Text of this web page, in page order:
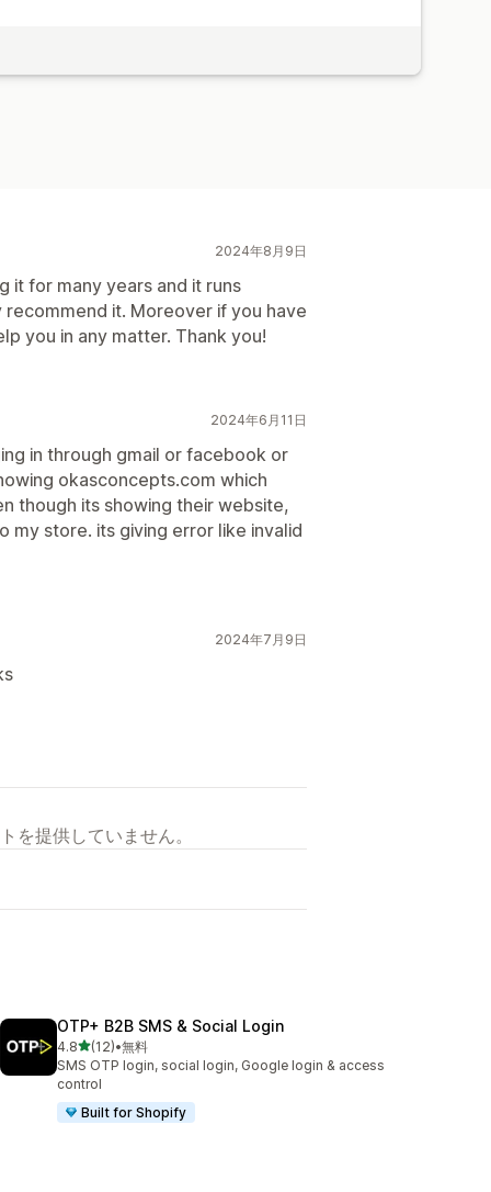
2024年8月9日
it for many years and it runs
it. Moreover if you have
you in any matter. Thank you!
2024年6月11日
in through gmail or facebook or
okasconcepts.com which
though its showing their website,
my store. its giving error like invalid
2024年7月9日
を提供していません。
OTP+ B2B SMS & Social Login
4.85つ星中
(12)
合計レビュー数：12件
•無料
SMS OTP login, social login, Google login & access
control
Built for Shopify